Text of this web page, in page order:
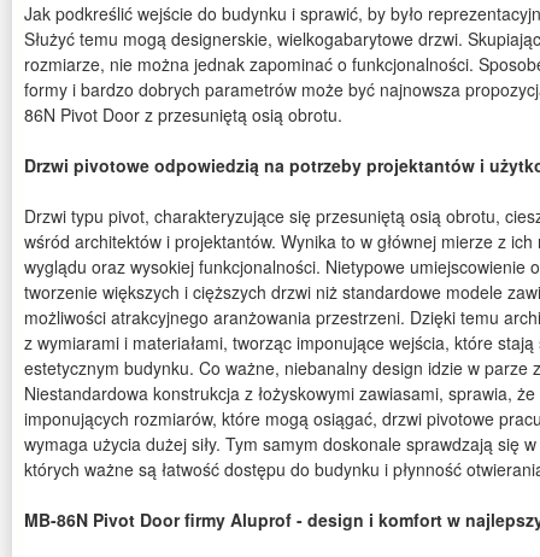
Jak podkreślić wejście do budynku i sprawić, by było
Służyć temu mogą designerskie, wielkogabarytowe drzwi.
rozmiarze, nie można jednak zapominać o funkcjonalności.
formy i bardzo dobrych parametrów może być najnowsza
86N Pivot Door z przesuniętą osią obrotu.
Drzwi pivotowe odpowiedzią na potrzeby projektantów i
Drzwi typu pivot, charakteryzujące się przesuniętą osią obrotu,
wśród architektów i projektantów. Wynika to w głównej mierze z
wyglądu oraz wysokiej funkcjonalności. Nietypowe umiejscowienie
tworzenie większych i cięższych drzwi niż standardowe modele
możliwości atrakcyjnego aranżowania przestrzeni. Dzięki temu
z wymiarami i materiałami, tworząc imponujące wejścia, które
estetycznym budynku. Co ważne, niebanalny design idzie w
Niestandardowa konstrukcja z łożyskowymi zawiasami, sprawia,
imponujących rozmiarów, które mogą osiągać, drzwi pivotowe
wymaga użycia dużej siły. Tym samym doskonale sprawdzają się
których ważne są łatwość dostępu do budynku i płynność
MB-86N Pivot Door firmy Aluprof - design i komfort w